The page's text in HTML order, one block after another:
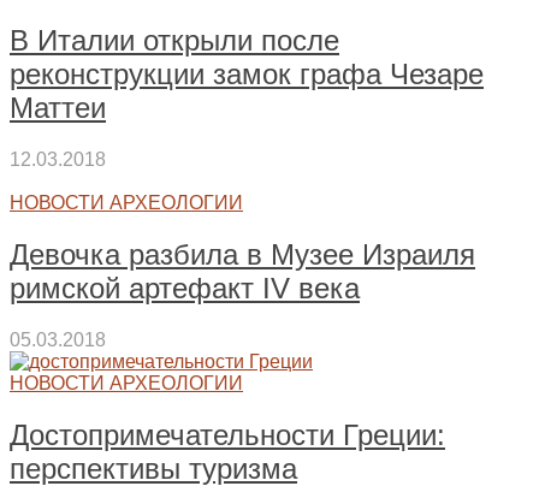
В Италии открыли после
реконструкции замок графа Чезаре
Маттеи
12.03.2018
НОВОСТИ АРХЕОЛОГИИ
Девочка разбила в Музее Израиля
римской артефакт IV века
05.03.2018
НОВОСТИ АРХЕОЛОГИИ
Достопримечательности Греции:
перспективы туризма